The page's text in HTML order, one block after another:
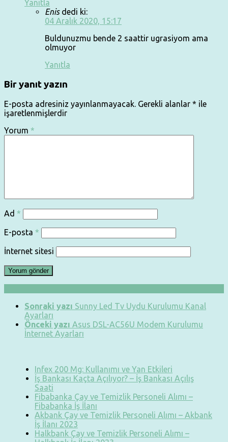
Yanıtla
Enis dedi ki:
04 Aralık 2020, 15:17
Buldunuzmu bende 2 saattir ugrasiyom ama
olmuyor
Yanıtla
Bir yanıt yazın
E-posta adresiniz yayınlanmayacak. Gerekli alanlar * ile
işaretlenmişlerdir
Yorum *
Ad *
E-posta *
İnternet sitesi
Sonraki yazı Sunny Led Tv Uydu Kurulumu Kanal
Ayarları
Önceki yazı Asus DSL-AC56U Modem Kurulumu
İnternet Ayarları
Infex 200 Mg: Kullanımı ve Yan Etkileri
İş Bankası Kaçta Açılıyor? – İş Bankası Açılış
Saati
Fibabanka Çay ve Temizlik Personeli Alımı –
Fibabanka İş İlanı
Akbank Çay ve Temizlik Personeli Alımı – Akbank
İş İlanı 2023
Halkbank Çay ve Temizlik Personeli Alımı –